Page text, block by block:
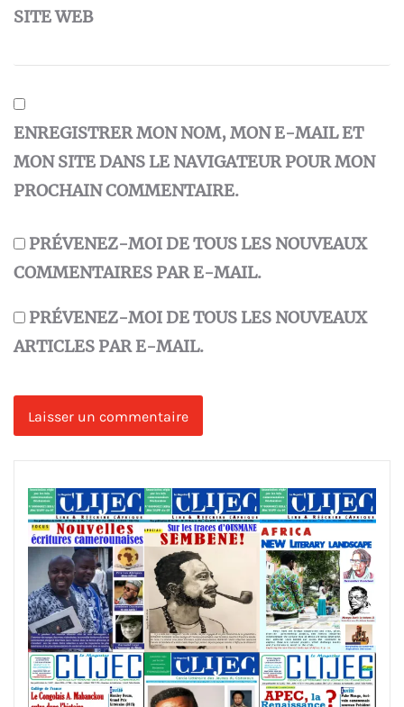
SITE WEB
ENREGISTRER MON NOM, MON E-MAIL ET
MON SITE DANS LE NAVIGATEUR POUR MON
PROCHAIN COMMENTAIRE.
PRÉVENEZ-MOI DE TOUS LES NOUVEAUX
COMMENTAIRES PAR E-MAIL.
PRÉVENEZ-MOI DE TOUS LES NOUVEAUX
ARTICLES PAR E-MAIL.